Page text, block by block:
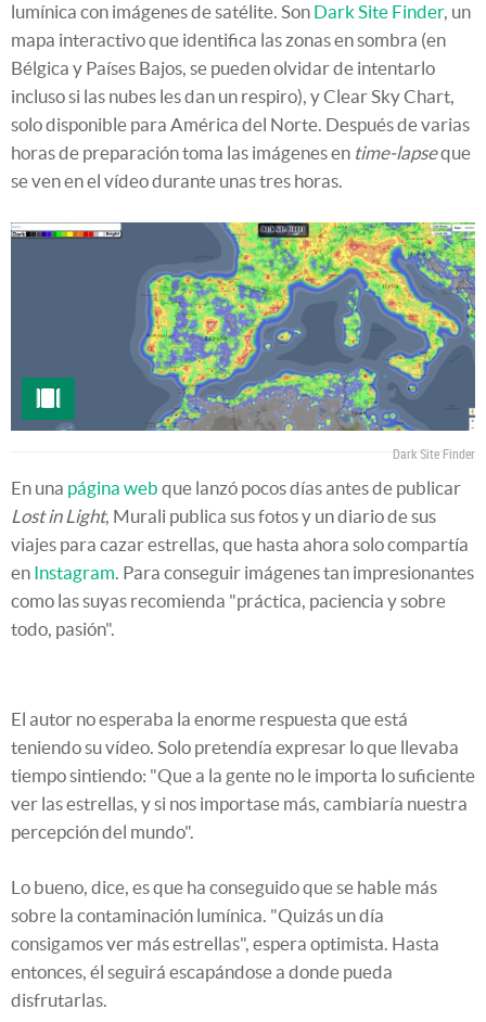
lumínica con imágenes de satélite. Son Dark Site Finder, un
mapa interactivo que identifica las zonas en sombra (en
Bélgica y Países Bajos, se pueden olvidar de intentarlo
incluso si las nubes les dan un respiro), y Clear Sky Chart,
solo disponible para América del Norte. Después de varias
horas de preparación toma las imágenes en time-lapseque
se ven en el vídeo durante unas tres horas.
Dark Site Finder
En una página web que lanzó pocos días antes de publicar
Lost in Light, Murali publica sus fotos y un diario de sus
viajes para cazar estrellas, que hasta ahora solo compartía
en Instagram. Para conseguir imágenes tan impresionantes
como las suyas recomienda "práctica, paciencia y sobre
todo, pasión".
El autor no esperaba la enorme respuesta que está
teniendo su vídeo. Solo pretendía expresar lo que llevaba
tiempo sintiendo: "Que a la gente no le importa lo suficiente
ver las estrellas, y si nos importase más, cambiaría nuestra
percepción del mundo".
Lo bueno, dice, es que ha conseguido que se hable más
sobre la contaminación lumínica. "Quizás un día
consigamos ver más estrellas", espera optimista. Hasta
entonces, él seguirá escapándose a donde pueda
disfrutarlas.